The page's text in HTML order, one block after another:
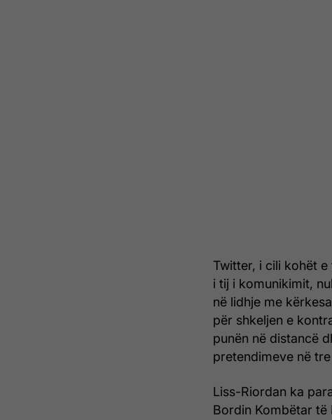
Twitter, i cili kohët
i tij i komunikimit,
në lidhje me
për shkeljen e
punën në distancë
pretendimeve në
Liss-Riordan ka
Bordin Kombëtar të